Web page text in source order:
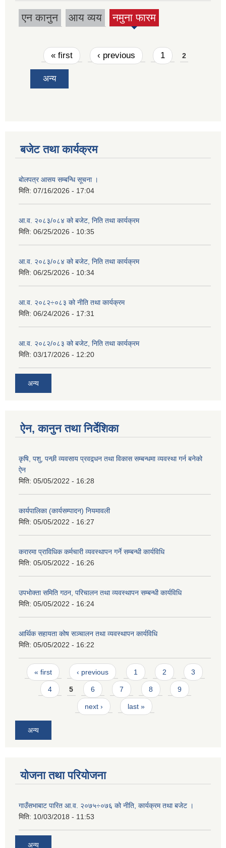
एन कानुन आय व्यय नमुना फारम
(active
Pages
« first ‹ previous 1 2
अन्य
बजेट तथा कार्यक्रम
बोलपत्र आसय सम्बन्धि सूचना ।
मिति: 07/16/2026 - 17:04
आ.व. २०८३/०८४ को बजेट, निति तथा कार्यक्रम
मिति: 06/25/2026 - 10:35
आ.व. २०८३/०८४ को बजेट, निति तथा कार्यक्रम
मिति: 06/25/2026 - 10:34
आ.व. २०८२÷०८३ को नीति तथा कार्यक्रम
मिति: 06/24/2026 - 17:31
आ.व. २०८२/०८३ को बजेट, निति तथा कार्यक्रम
मिति: 03/17/2026 - 12:20
अन्य
ऐन, कानुन तथा निर्देशिका
कृषि, पशु, पन्छी व्यवसाय प्रवद्र्धन तथा विकास सम्बन्धमा व्यवस्था गर्न बनेको
ऐन
मिति: 05/05/2022 - 16:28
कार्यपालिका (कार्यसम्पादन) नियमावली
मिति: 05/05/2022 - 16:27
करारमा प्राविधिक कर्मचारी व्यवस्थापन गर्ने सम्बन्धी कार्यविधि
मिति: 05/05/2022 - 16:26
उपभोक्ता समिति गठन, परिचालन तथा व्यवस्थापन सम्बन्धी कार्यविधि
मिति: 05/05/2022 - 16:24
आर्थिक सहायता कोष सञ्चालन तथा व्यवस्थापन कार्यविधि
मिति: 05/05/2022 - 16:22
Pages
« first ‹ previous 1 2 3
4 5 6 7 8 9
next › last »
अन्य
योजना तथा परियोजना
गाउँसभाबाट पारित आ.व. २०७५÷०७६ को नीति, कार्यक्रम तथा बजेट ।
मिति: 10/03/2018 - 11:53
अन्य